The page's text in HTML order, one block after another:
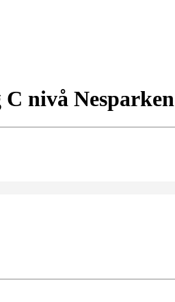
nivå Nesparken